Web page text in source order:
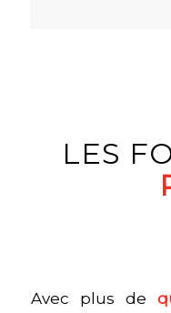
LES
Avec plus de